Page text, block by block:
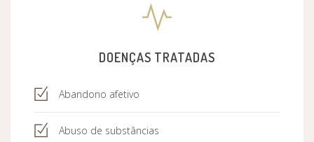
DOENÇAS TRATADAS
Abandono afetivo
Abuso de substâncias